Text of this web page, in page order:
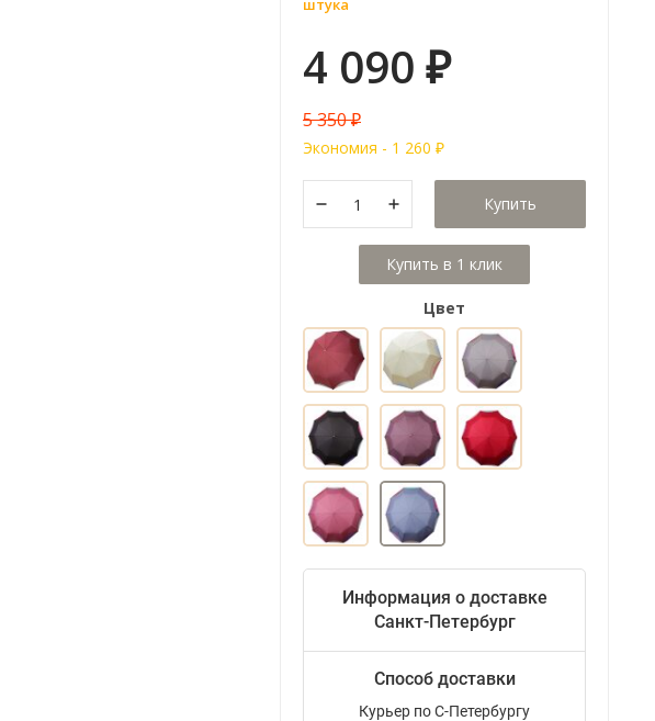
штука
4 090 ₽
5 350₽
Экономия - 1 260 ₽
Купить
Цвет
Информация о доставке
Санкт-Петербург
Способ доставки
Курьер по С-Петербургу